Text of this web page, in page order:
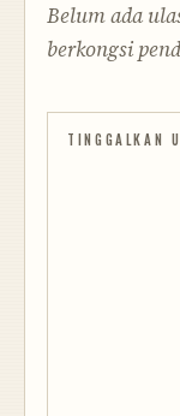
Belum ada
berkongsi
TINGGALKAN